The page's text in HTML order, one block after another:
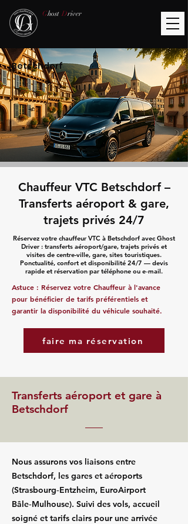
Ghost Driver
Betschdorf
Chauffeur VTC Betschdorf –
Transferts aéroport & gare,
trajets privés 24/7
Réservez votre chauffeur VTC à Betschdorf avec Ghost
Driver : transferts aéroport/gare, trajets privés et
visites de centre-ville, gare, sites touristiques.
Ponctualité, confort et disponibilité 24/7 — devis
rapide et réservation par téléphone ou e‑mail.
Astuce : Réservez votre Chauffeur à l'avance
pour bénéficier de tarifs préférentiels et
garantir la disponibilité du véhicule souhaité.
faire ma réservation
Transferts aéroport et gare à
Betschdorf
Nous assurons vos liaisons entre
Betschdorf, les gares et aéroports
(Strasbourg‑Entzheim, EuroAirport
Bâle‑Mulhouse). Suivi des vols, accueil
soigné et tarifs clairs pour une arrivée